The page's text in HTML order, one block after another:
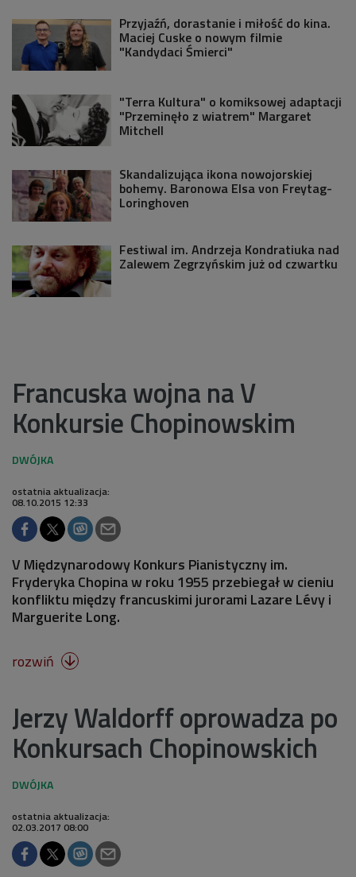
Przyjaźń, dorastanie i miłość do kina.
Maciej Cuske o nowym filmie
"Kandydaci Śmierci"
"Terra Kultura" o komiksowej adaptacji
"Przeminęło z wiatrem" Margaret
Mitchell
Skandalizująca ikona nowojorskiej
bohemy. Baronowa Elsa von Freytag-
Loringhoven
Festiwal im. Andrzeja Kondratiuka nad
Zalewem Zegrzyńskim już od czwartku
Francuska wojna na V
Konkursie Chopinowskim
ostatnia aktualizacja:
08.10.2015 12:33
V Międzynarodowy Konkurs Pianistyczny im.
Fryderyka Chopina w roku 1955 przebiegał w cieniu
konfliktu między francuskimi jurorami Lazare Lévy i
Marguerite Long.
rozwiń 
Jerzy Waldorff oprowadza po
Konkursach Chopinowskich
ostatnia aktualizacja:
02.03.2017 08:00